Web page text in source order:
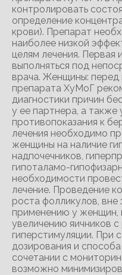
контролировать
определение
крови). Препарат
наиболее низкой
целям лечения. Первая
выполняться под
врача. Женщины: перед
препарата ХуМоГ
диагностики причин
у ее партнера, а
противопоказания к
лечения необходимо
женщины на наличие
надпочечников,
гипоталамо-
необходимости
лечение. Проведение
роста фолликулов, вне
применению у женщин,
увеличению яичников с
гиперстимуляции.
дозирования и
сочетании с
возможно